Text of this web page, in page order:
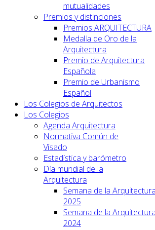
mutualidades
Premios y distinciones
Premios ARQUITECTURA
Medalla de Oro de la
Arquitectura
Premio de Arquitectura
Española
Premio de Urbanismo
Español
Los Colegios de Arquitectos
Los Colegios
Agenda Arquitectura
Normativa Común de
Visado
Estadística y barómetro
Día mundial de la
Arquitectura
Semana de la Arquitectura
2025
Semana de la Arquitectura
2024